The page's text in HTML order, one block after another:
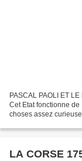
PASCAL PAOLI ET
Cet Etat fonctionne
choses assez
LA CORSE 1755 et 1769